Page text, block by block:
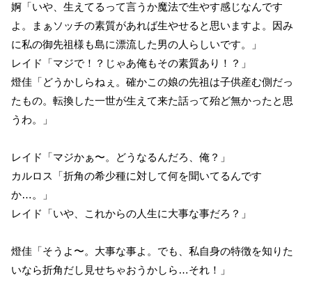
婀「いや、生えてるって言うか魔法で生やす感じなんです
よ。まぁソッチの素質があれば生やせると思いますよ。因み
に私の御先祖様も島に漂流した男の人らしいです。」
レイド「マジで！？じゃあ俺もその素質あり！？」
燈佳「どうかしらねぇ。確かこの娘の先祖は子供産む側だっ
たもの。転換した一世が生えて来た話って殆ど無かったと思
うわ。」
レイド「マジかぁ〜。どうなるんだろ、俺？」
カルロス「折角の希少種に対して何を聞いてるんです
か…。」
レイド「いや、これからの人生に大事な事だろ？」
燈佳「そうよ〜。大事な事よ。でも、私自身の特徴を知りた
いなら折角だし見せちゃおうかしら…それ！」